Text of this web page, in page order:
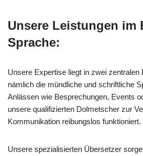
Unsere Leistungen im
Sprache:
Unsere Expertise liegt in zwei zentralen
nämlich die mündliche und schriftliche
Anlässen wie Besprechungen, Events
unsere qualifizierten Dolmetscher zur
Kommunikation reibungslos funktioniert.
Unsere spezialisierten Übersetzer